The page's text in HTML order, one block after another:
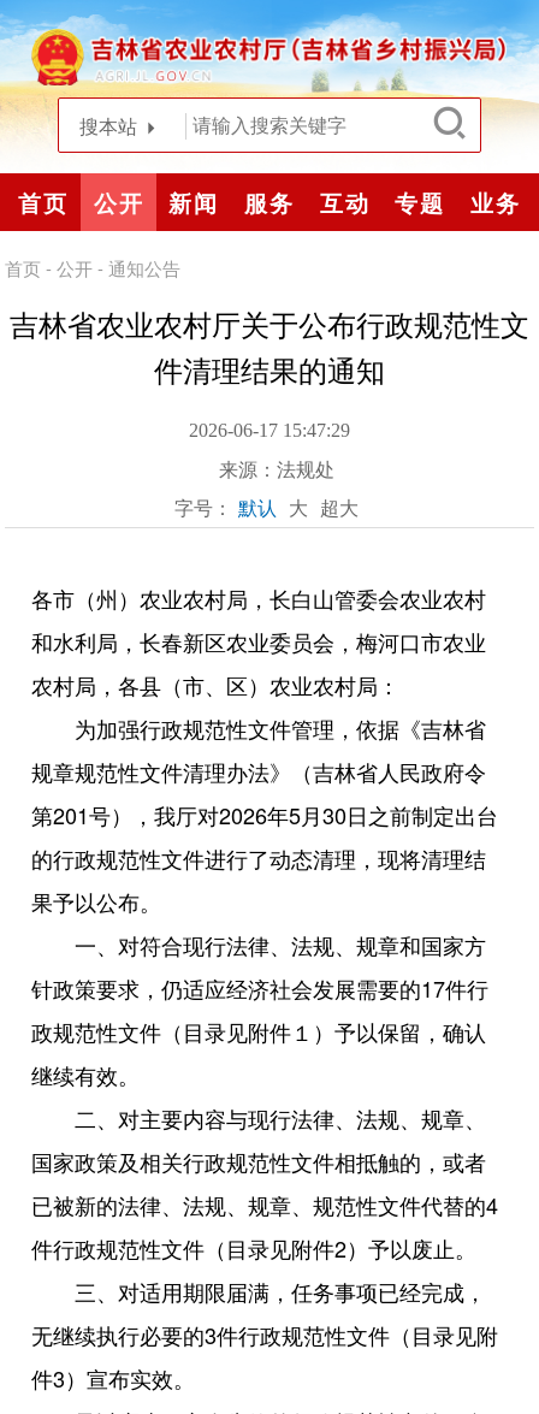
搜本站
首页 公开 新闻 服务 互动 专题 业务
首页 -公开-通知公告
吉林省农业农村厅关于公布行政规范性文
件清理结果的通知
2026-06-17 15:47:29
来源： 法规处
字号： 默认 大 超大
各市（州）农业农村局，长白山管委会农业农村
和水利局，长春新区农业委员会，梅河口市农业
农村局，各县（市、区）农业农村局：
为加强行政规范性文件管理，依据《吉林省
规章规范性文件清理办法》（吉林省人民政府令
第201号），我厅对2026年5月30日之前制定出台
的行政规范性文件进行了动态清理，现将清理结
果予以公布。
一、对符合现行法律、法规、规章和国家方
针政策要求，仍适应经济社会发展需要的17件行
政规范性文件（目录见附件１）予以保留，确认
继续有效。
二、对主要内容与现行法律、法规、规章、
国家政策及相关行政规范性文件相抵触的，或者
已被新的法律、法规、规章、规范性文件代替的4
件行政规范性文件（目录见附件2）予以废止。
三、对适用期限届满‌，任务事项已经完成‌，
无继续执行必要的3件行政规范性文件（目录见附
件3）宣布实效。